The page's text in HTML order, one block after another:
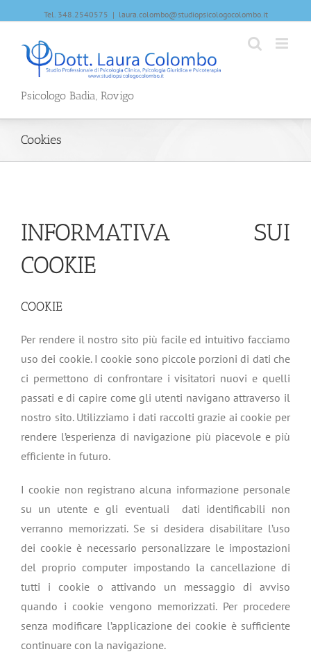
Tel. 348.2540575 | laura.colombo@studiopsicologocolombo.it
Psicologo Badia, Rovigo
Cookies
INFORMATIVA SUI
COOKIE
COOKIE
Per rendere il nostro sito più facile ed intuitivo facciamo
uso dei cookie. I cookie sono piccole porzioni di dati che
ci permettono di confrontare i visitatori nuovi e quelli
passati e di capire come gli utenti navigano attraverso il
nostro sito. Utilizziamo i dati raccolti grazie ai cookie per
rendere l’esperienza di navigazione più piacevole e più
efficiente in futuro.
I cookie non registrano alcuna informazione personale
su un utente e gli eventuali dati identificabili non
verranno memorizzati. Se si desidera disabilitare l’uso
dei cookie è necessario personalizzare le impostazioni
del proprio computer impostando la cancellazione di
tutti i cookie o attivando un messaggio di avviso
quando i cookie vengono memorizzati. Per procedere
senza modificare l’applicazione dei cookie è sufficiente
continuare con la navigazione.